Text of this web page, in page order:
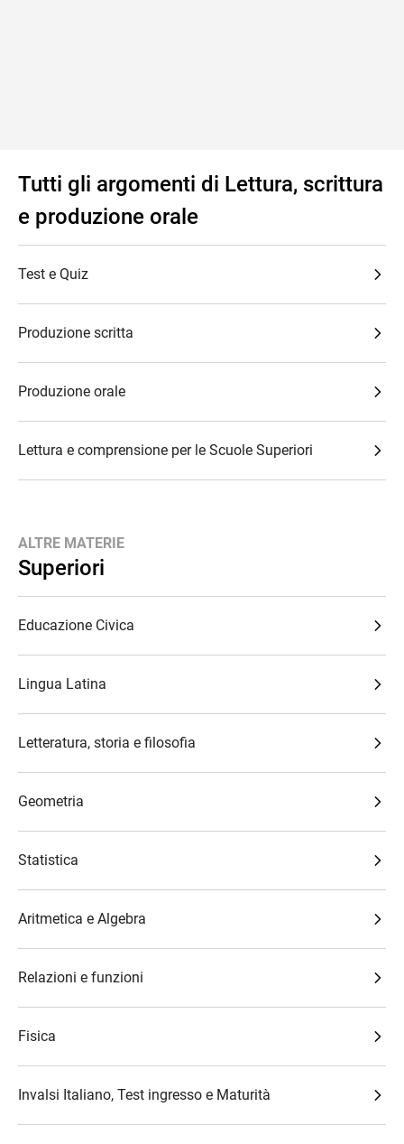
Tutti gli argomenti di Lettura, scrittura
e produzione orale
Test e Quiz
Produzione scritta
Produzione orale
Lettura e comprensione per le Scuole Superiori
ALTRE MATERIE
Superiori
Educazione Civica
Lingua Latina
Letteratura, storia e filosofia
Geometria
Statistica
Aritmetica e Algebra
Relazioni e funzioni
Fisica
Invalsi Italiano, Test ingresso e Maturità